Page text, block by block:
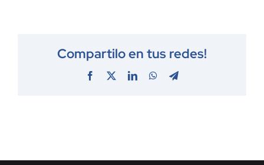
Compartilo en tus redes!
Facebook LinkedInWhatsAppTelegram